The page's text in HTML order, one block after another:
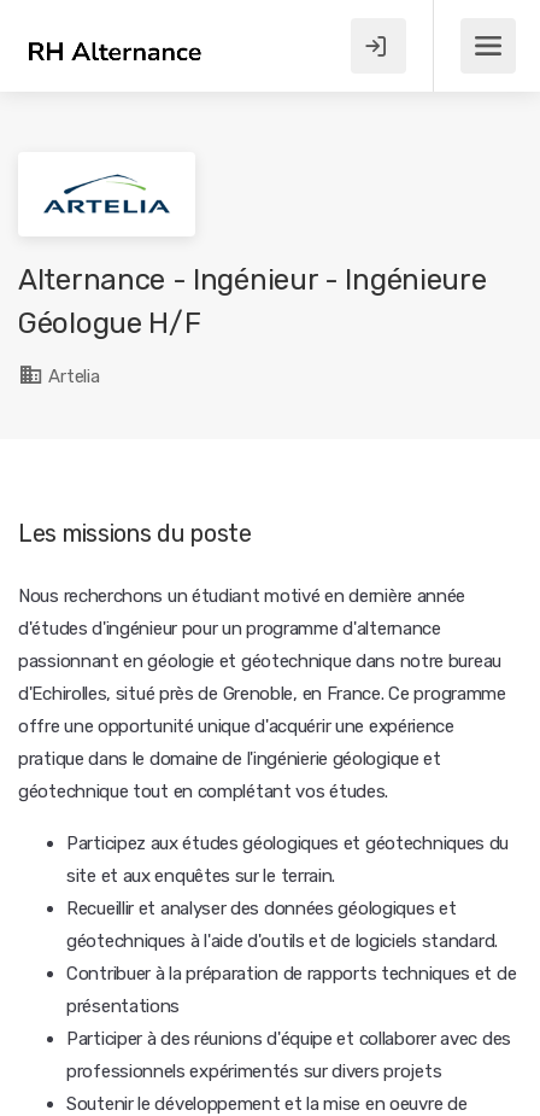
Alternance - Ingénieur - Ingénieure
Géologue H/F
Artelia
Les missions du poste
Nous recherchons un étudiant motivé en dernière année
d'études d'ingénieur pour un programme d'alternance
passionnant en géologie et géotechnique dans notre bureau
d'Echirolles, situé près de Grenoble, en France. Ce programme
offre une opportunité unique d'acquérir une expérience
pratique dans le domaine de l'ingénierie géologique et
géotechnique tout en complétant vos études.
Participez aux études géologiques et géotechniques du
site et aux enquêtes sur le terrain.
Recueillir et analyser des données géologiques et
géotechniques à l'aide d'outils et de logiciels standard.
Contribuer à la préparation de rapports techniques et de
présentations
Participer à des réunions d'équipe et collaborer avec des
professionnels expérimentés sur divers projets
Soutenir le développement et la mise en oeuvre de